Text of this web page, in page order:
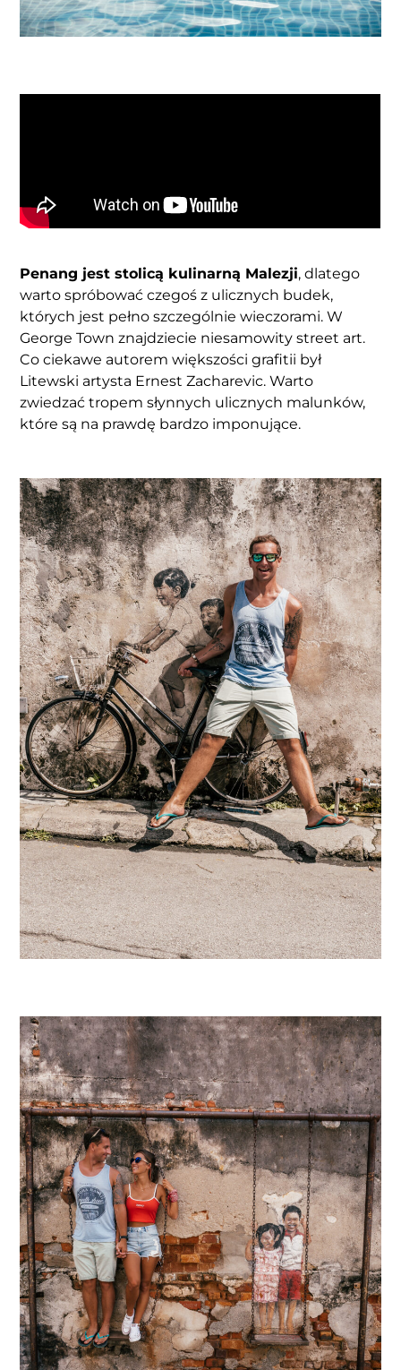
Penang jest stolicą kulinarną Malezji, dlatego
warto spróbować czegoś z ulicznych budek,
których jest pełno szczególnie wieczorami. W
George Town znajdziecie niesamowity street art.
Co ciekawe autorem większości grafitii był
Litewski artysta Ernest Zacharevic. Warto
zwiedzać tropem słynnych ulicznych malunków,
które są na prawdę bardzo imponujące.